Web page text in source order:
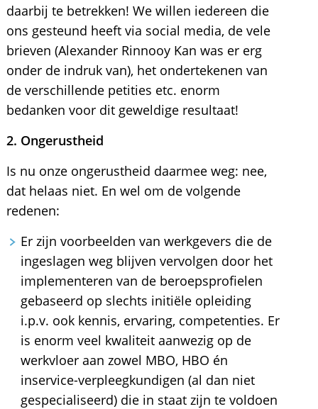
daarbij te betrekken! We willen iedereen die
ons gesteund heeft via social media, de vele
brieven (Alexander Rinnooy Kan was er erg
onder de indruk van), het ondertekenen van
de verschillende petities etc. enorm
bedanken voor dit geweldige resultaat!
2. Ongerustheid
Is nu onze ongerustheid daarmee weg: nee,
dat helaas niet. En wel om de volgende
redenen:
Er zijn voorbeelden van werkgevers die de
ingeslagen weg blijven vervolgen door het
implementeren van de beroepsprofielen
gebaseerd op slechts initiële opleiding
i.p.v. ook kennis, ervaring, competenties. Er
is enorm veel kwaliteit aanwezig op de
werkvloer aan zowel MBO, HBO én
inservice-verpleegkundigen (al dan niet
gespecialiseerd) die in staat zijn te voldoen